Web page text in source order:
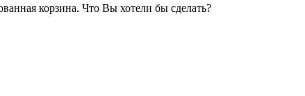
корзина. Что Вы хотели бы сделать?